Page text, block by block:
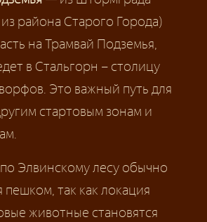
района Старого Города)
на Трамвай Подземья,
в Стальгорн – столицу
Это важный путь для
стартовым зонам и
Элвинскому лесу обычно
пешком, так как локация
животные становятся